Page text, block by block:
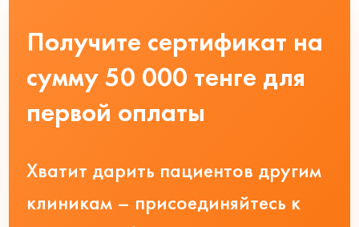
Получите сертификат на
сумму 50 000 тенге для
первой оплаты
Хватит дарить пациентов другим
клиникам – присоединяйтесь к